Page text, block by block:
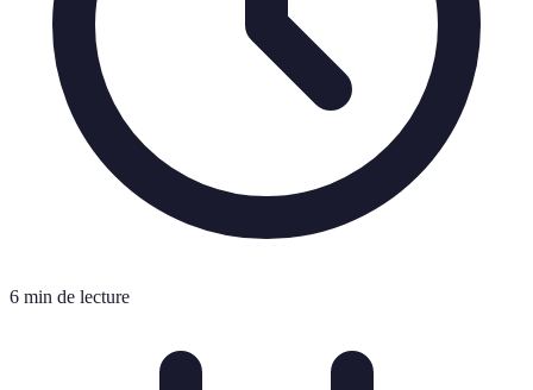
6 min de lecture